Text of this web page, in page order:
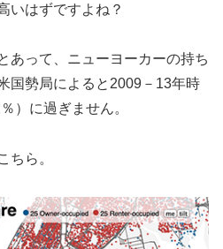
いはずですよね？
あって、ニューヨーカーの持ち
国勢局によると2009－13年時
）に過ぎません。
ちら。